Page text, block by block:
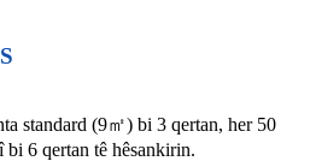
standard (9㎡) bi 3 qertan, her 50
bi 6 qertan tê hêsankirin.